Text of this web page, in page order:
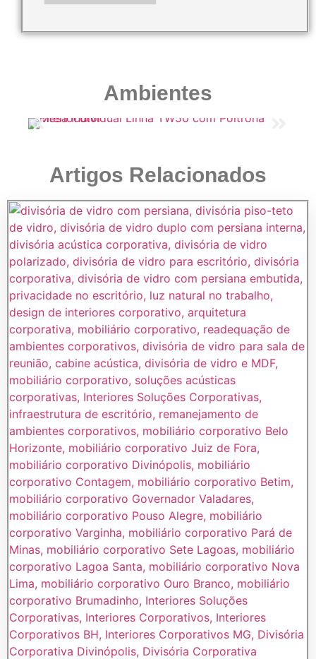
Ambientes
Artigos Relacionados